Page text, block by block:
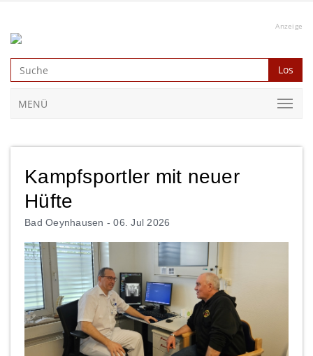
Anzeige
Los
MENÜ
Kampfsportler mit neuer
Hüfte
Bad Oeynhausen -06. Jul 2026